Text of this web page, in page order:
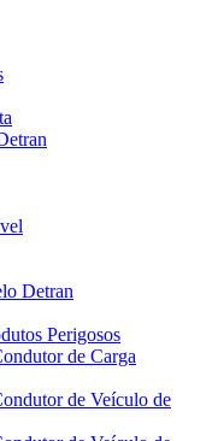
Detran
Perigosos
de Carga
de Veículo de